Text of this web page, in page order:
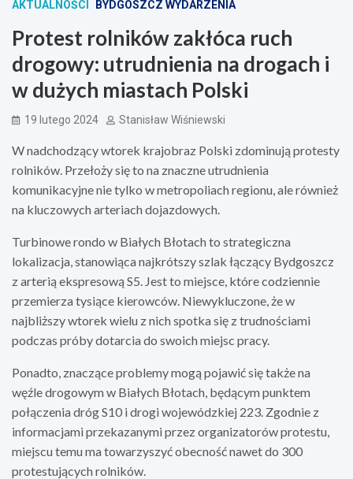
AKTUALNOŚCI BYDGOSZCZ WYDARZENIA
Protest rolników zakłóca ruch
drogowy: utrudnienia na drogach i
w dużych miastach Polski
19 lutego 2024 Stanisław Wiśniewski
W nadchodzący wtorek krajobraz Polski zdominują protesty
rolników. Przełoży się to na znaczne utrudnienia
komunikacyjne nie tylko w metropoliach regionu, ale również
na kluczowych arteriach dojazdowych.
Turbinowe rondo w Białych Błotach to strategiczna
lokalizacja, stanowiąca najkrótszy szlak łączący Bydgoszcz
z arterią ekspresową S5. Jest to miejsce, które codziennie
przemierza tysiące kierowców. Niewykluczone, że w
najbliższy wtorek wielu z nich spotka się z trudnościami
podczas próby dotarcia do swoich miejsc pracy.
Ponadto, znaczące problemy mogą pojawić się także na
węźle drogowym w Białych Błotach, będącym punktem
połączenia dróg S10 i drogi wojewódzkiej 223. Zgodnie z
informacjami przekazanymi przez organizatorów protestu,
miejscu temu ma towarzyszyć obecność nawet do 300
protestujących rolników.